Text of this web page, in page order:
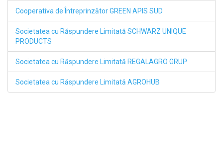
Cooperativa de Întreprinzător GREEN APIS SUD
Societatea cu Răspundere Limitată SCHWARZ UNIQUE
PRODUCTS
Societatea cu Răspundere Limitată REGALAGRO GRUP
Societatea cu Răspundere Limitată AGROHUB